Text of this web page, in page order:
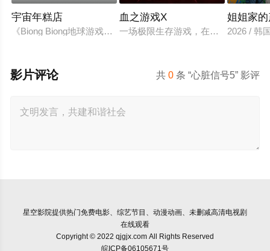
宇宙年糕店
《Biong Biong地球游戏厅》衍生综艺
血之游戏X
一场极限生存游戏，在脑力和体力最
姐姐家
2026 / 韩
共0 条 “心脏信号5” 影评
影片评论
星空影院提供热门免费电影、综艺节目、动漫动画、未删减高清电视剧
在线观看
Copyright © 2022 qjgjx.com All Rights Reserved
皖ICP备06105671号